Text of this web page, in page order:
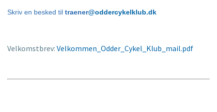
Skriv en besked til traener@oddercykelklub.dk
Velkomstbrev: Velkommen_Odder_Cykel_Klub_mail.pdf